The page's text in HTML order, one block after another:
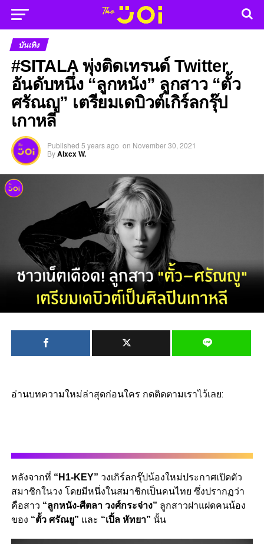
บันเทิง
#SITALA พุ่งติดเทรนด์ Twitter
อันดับหนึ่ง “ลูกหนัง” ลูกสาว “ตั้ว
ศรัณญู” เตรียมเดบิวต์เกิร์ลกรุ๊ป
เกาหลี
Published 5 years ago on November 30, 2021
ByAlxcx W.
อ่านบทความใหม่ล่าสุดก่อนใคร กดติดตามเราไว้เลย:
หลังจากที่ “H1-KEY” วงเกิร์ลกรุ๊ปน้องใหม่ประกาศเปิดตัว
สมาชิกในวง โดยมีหนึ่งในสมาชิกเป็นคนไทย ซึ่งปรากฏว่า
คือสาว “ลูกหนัง-ศีตลา วงศ์กระจ่าง” ลูกสาวฝาแฝดคนน้อง
ของ “ตั้ว ศรัณยู” และ “เปิ้ล หัทยา” นั้น